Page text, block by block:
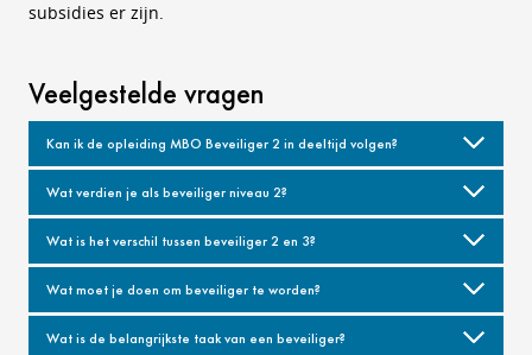
subsidies er zijn.
Veelgestelde vragen
Kan ik de opleiding MBO Beveiliger 2 in deeltijd volgen?
Wat verdien je als beveiliger niveau 2?
Wat is het verschil tussen beveiliger 2 en 3?
Wat moet je doen om beveiliger te worden?
Wat is de belangrijkste taak van een beveiliger?